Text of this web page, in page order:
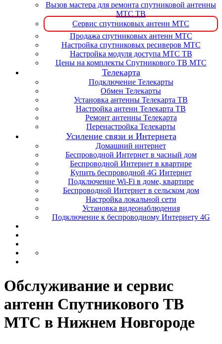
Вызов мастера для ремонта спутниковой антенны
МТС ТВ
Сервис спутниковых антенн МТС
Продажа спутниковых антенн МТС
Настройка спутниковых ресиверов МТС
Настройка модуля доступа МТС ТВ
Цены на комплекты Спутникового ТВ МТС
Телекарта
Подключение Телекарты
Обмен Телекарты
Установка антенны Телекарта ТВ
Настройка антенн Телекарта ТВ
Ремонт антенны Телекарта
Перенастройка Телекарты
Усиление связи и Интернета
Домашний интернет
Беспроводной Интернет в часный дом
Беспроводной Интернет в квартире
Купить беспроводной 4G Интернет
Подключение Wi-Fi в доме, квартире
Беспроводной Интернет в сельском дом
Настройка локальной сети
Установка видеонаблюдения
Подключение к беспроводному Интернету 4G
Обслуживание и сервис
антенн Спутникового ТВ
МТС в Нижнем Новгороде